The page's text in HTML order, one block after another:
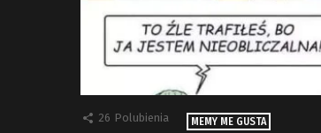
26 Polubienia MEMY ME GUSTA